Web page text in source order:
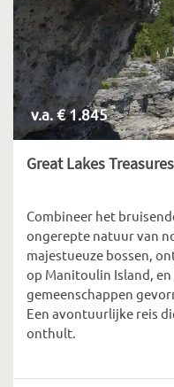
v.a. € 1.845
Great Lakes
Combineer het
ongerepte natuur van
majestueuze bossen,
op Manitoulin Island,
gemeenschappen
Een avontuurlijke reis
onthult.